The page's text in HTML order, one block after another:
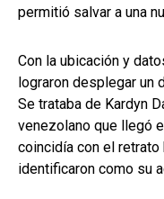
permitió salvar a una
Con la ubicación y
lograron desplegar un
Se trataba de Kardyn
venezolano que llegó
coincidía con el retrato
identificaron como su